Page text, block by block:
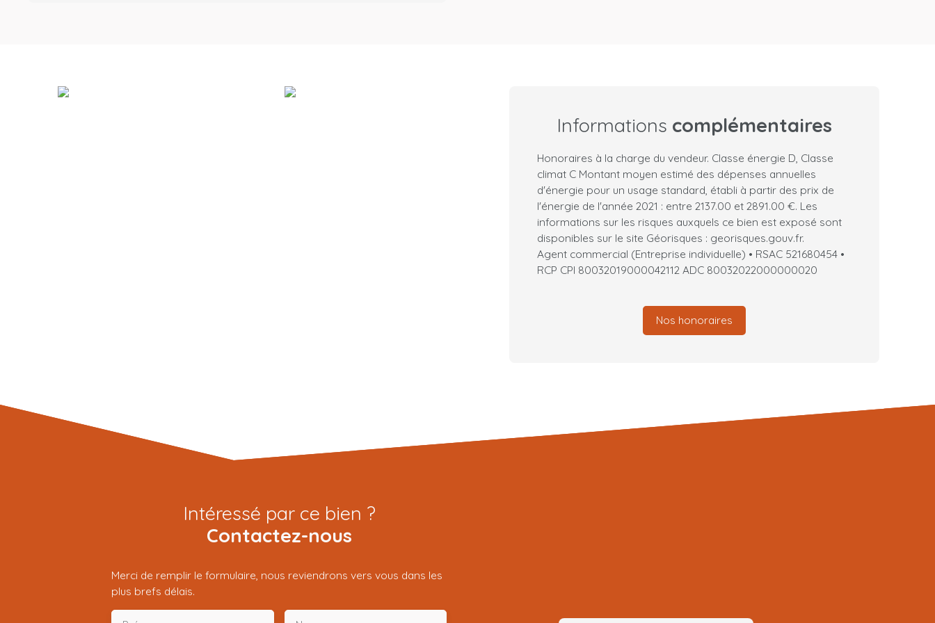
Informations complémentaires
Honoraires à la charge du vendeur. Classe énergie D, Classe
climat C Montant moyen estimé des dépenses annuelles
d'énergie pour un usage standard, établi à partir des prix de
l'énergie de l'année 2021 : entre 2137.00 et 2891.00 €. Les
informations sur les risques auxquels ce bien est exposé sont
disponibles sur le site Géorisques : georisques.gouv.fr.
Agent commercial (Entreprise individuelle) • RSAC 521680454 •
RCP CPI 80032019000042112 ADC 80032022000000020
Nos honoraires
Intéressé par ce bien ?
Contactez-nous
Merci de remplir le formulaire, nous reviendrons vers vous dans les
plus brefs délais.